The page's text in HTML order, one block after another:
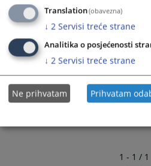
1 - 1 / 1
Translation(obavezna)
↓ 2 Servisi treće strane
Analitika o posjećenosti
↓ 2 Servisi treće strane
Ne prihvatam Prihvatam